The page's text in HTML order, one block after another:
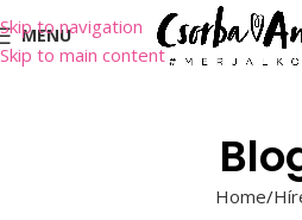
Skip to navigation
Skip to main content
MENU
Home